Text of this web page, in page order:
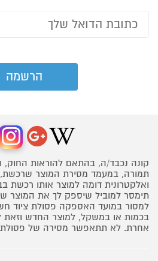
קונה נכבד/ה, בהתאם להוראות החוק,
תמורה, במעמד מסירת המוצר
ואלקטרונית דומה למוצר אותו רכשת
תימסר למוביל שיספק לך את המוצר
למסור במועד האספקה פסולת ציוד
בכמות או במשקל, למוצר החדש וזאת
אחרת. לא תתאפשר מסירה של פסולת